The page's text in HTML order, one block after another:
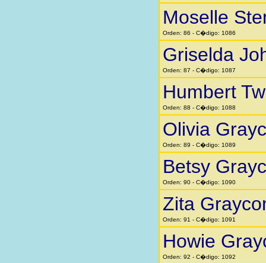
Moselle
Orden: 86 - C�digo: 1086
Griselda
Orden: 87 - C�digo: 1087
Humbert
Orden: 88 - C�digo: 1088
Olivia
Orden: 89 - C�digo: 1089
Betsy
Orden: 90 - C�digo: 1090
Zita
Orden: 91 - C�digo: 1091
Howie
Orden: 92 - C�digo: 1092